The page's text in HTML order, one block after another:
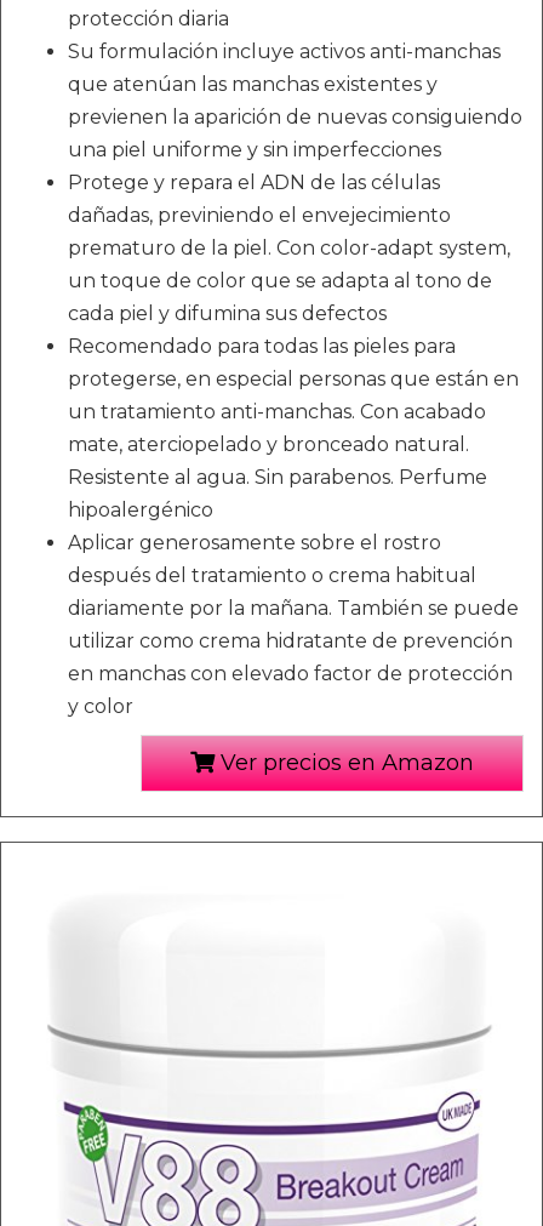
protección diaria
Su formulación incluye activos anti-manchas
que atenúan las manchas existentes y
previenen la aparición de nuevas consiguiendo
una piel uniforme y sin imperfecciones
Protege y repara el ADN de las células
dañadas, previniendo el envejecimiento
prematuro de la piel. Con color-adapt system,
un toque de color que se adapta al tono de
cada piel y difumina sus defectos
Recomendado para todas las pieles para
protegerse, en especial personas que están en
un tratamiento anti-manchas. Con acabado
mate, aterciopelado y bronceado natural.
Resistente al agua. Sin parabenos. Perfume
hipoalergénico
Aplicar generosamente sobre el rostro
después del tratamiento o crema habitual
diariamente por la mañana. También se puede
utilizar como crema hidratante de prevención
en manchas con elevado factor de protección
y color
Ver precios en Amazon